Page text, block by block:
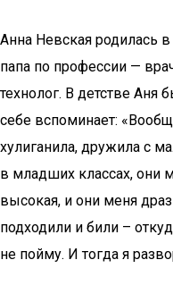
Анна Невская родилась
папа по профессии —
технолог. В детстве Аня
себе вспоминает:
хулиганила, дружила с
в младших классах, они
высокая, и они меня
подходили и били –
не пойму. И тогда я